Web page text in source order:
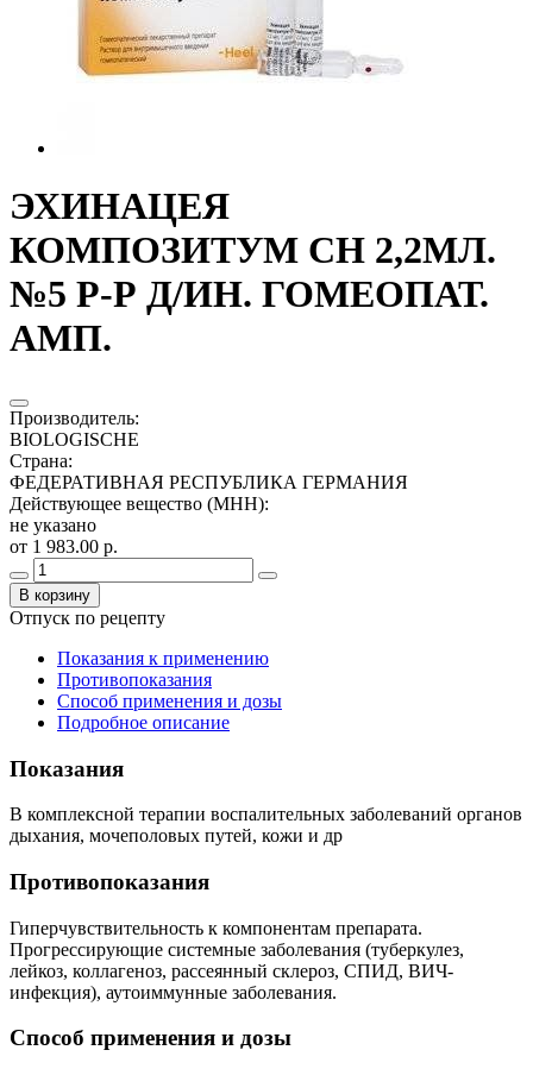
ЭХИНАЦЕЯ
КОМПОЗИТУМ СН 2,2МЛ.
№5 Р-Р Д/ИН. ГОМЕОПАТ.
АМП.
Производитель:
BIOLOGISCHE
Страна:
ФЕДЕРАТИВНАЯ РЕСПУБЛИКА ГЕРМАНИЯ
Действующее вещество (МНН):
не указано
от 1 983.00 р.
В корзину
Отпуск по рецепту
Показания к применению
Противопоказания
Способ применения и дозы
Подробное описание
Показания
В комплексной терапии воспалительных заболеваний органов
дыхания, мочеполовых путей, кожи и др
Противопоказания
Гиперчувствительность к компонентам препарата.
Прогрессирующие системные заболевания (туберкулез,
лейкоз, коллагеноз, рассеянный склероз, СПИД, ВИЧ-
инфекция), аутоиммунные заболевания.
Способ применения и дозы